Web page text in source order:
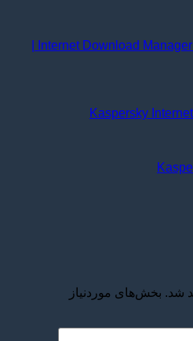
شد. بخش‌های موردنیاز